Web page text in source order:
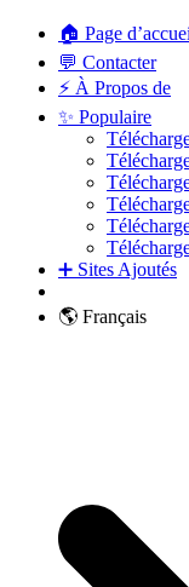
🏠 Page
💬 Contacter
⚡ À Propos de
✨ Populaire
➕ Sites Ajoutés
🌎 Français